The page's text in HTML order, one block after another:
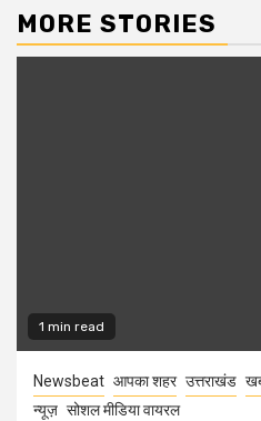
MORE STORIES
1 min read
Newsbeat आपका शहर उत्तराखंड
न्यूज़ सोशल मीडिया वायरल